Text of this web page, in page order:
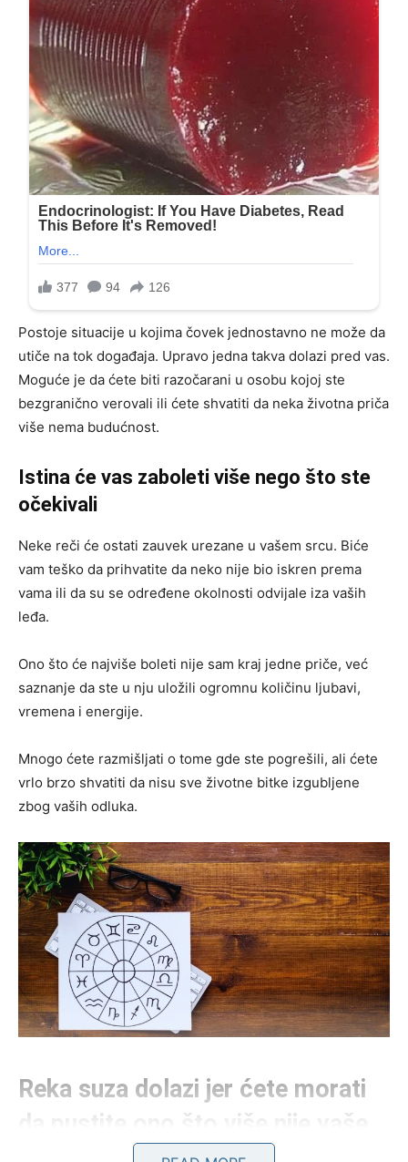
Postoje situacije u kojima čovek jednostavno ne može da
utiče na tok događaja. Upravo jedna takva dolazi pred vas.
Moguće je da ćete biti razočarani u osobu kojoj ste
bezgranično verovali ili ćete shvatiti da neka životna priča
više nema budućnost.
Istina će vas zaboleti više nego što ste
očekivali
Neke reči će ostati zauvek urezane u vašem srcu. Biće
vam teško da prihvatite da neko nije bio iskren prema
vama ili da su se određene okolnosti odvijale iza vaših
leđa.
Ono što će najviše boleti nije sam kraj jedne priče, već
saznanje da ste u nju uložili ogromnu količinu ljubavi,
vremena i energije.
Mnogo ćete razmišljati o tome gde ste pogrešili, ali ćete
vrlo brzo shvatiti da nisu sve životne bitke izgubljene
zbog vaših odluka.
Reka suza dolazi jer ćete morati
da pustite ono što više nije vaše